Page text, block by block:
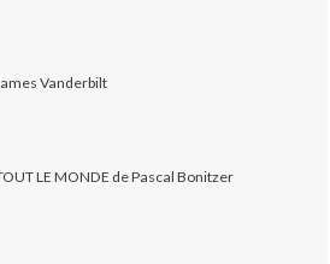
Vanderbilt
LE MONDE de Pascal Bonitzer